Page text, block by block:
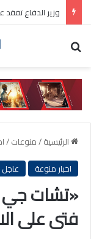
الرئيسية/منوعات/
اخبار منوعة
عاجل
«تشات جي
فتى على